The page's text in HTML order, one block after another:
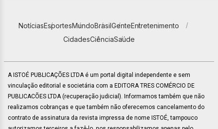
NotíciasEsportesMundoBrasilGenteEntretenimento
CidadesCiênciaSaúde
A ISTOÉ PUBLICAÇÕES LTDA é um portal digital independente e sem
vinculação editorial e societária com a EDITORA TRES COMÉRCIO DE
PUBLICACÕES LTDA (recuperação judicial). Informamos também que não
realizamos cobranças e que também não oferecemos cancelamento do
contrato de assinatura da revista impressa de nome ISTOÉ, tampouco